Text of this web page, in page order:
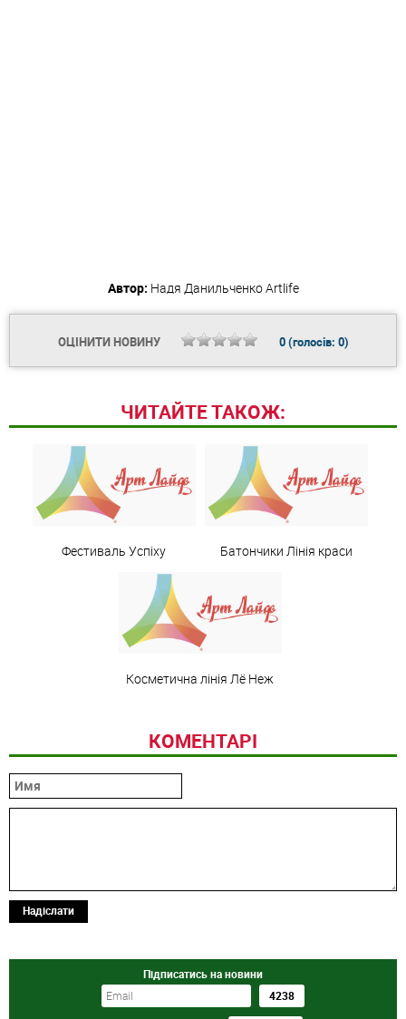
Автор: Надя ДанильченкоArtlife
ОЦІНИТИ НОВИНУ 0(голосів: 0)
ЧИТАЙТЕ ТАКОЖ:
Фестиваль Успіху Батончики Лінія краси
Косметична лінія Лё Неж
КОМЕНТАРІ
Надіслати
Підписатись на новини